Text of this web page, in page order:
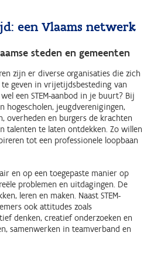
een Vlaams netwerk
steden en gemeenten
zijn er diverse organisaties die zich
te geven in vrijetijdsbesteding van
een STEM-aanbod in je buurt? Bij
hogescholen, jeugdverenigingen,
overheden en burgers de krachten
talenten te laten ontdekken. Zo willen
tot een professionele loopbaan
en op een toegepaste manier op
problemen en uitdagingen. De
leren en maken. Naast STEM-
ook attitudes zoals
denken, creatief onderzoeken en
samenwerken in teamverband en